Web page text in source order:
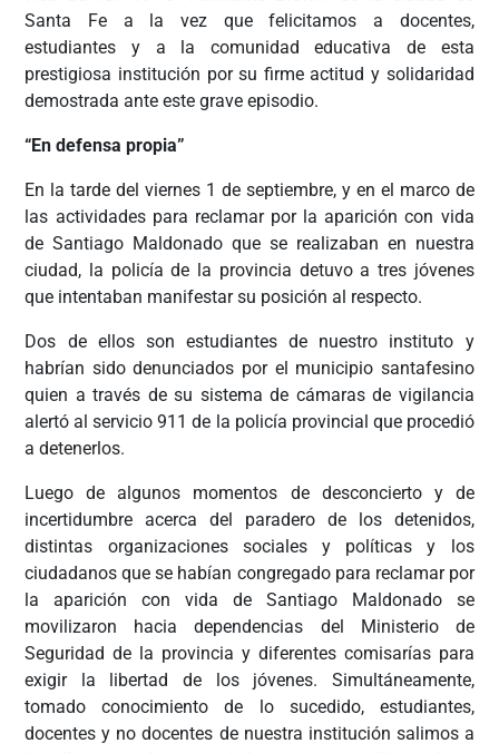
Santa Fe a la vez que felicitamos a docentes,
estudiantes y a la comunidad educativa de esta
prestigiosa institución por su firme actitud y solidaridad
demostrada ante este grave episodio.
“En defensa propia”
En la tarde del viernes 1 de septiembre, y en el marco de
las actividades para reclamar por la aparición con vida
de Santiago Maldonado que se realizaban en nuestra
ciudad, la policía de la provincia detuvo a tres jóvenes
que intentaban manifestar su posición al respecto.
Dos de ellos son estudiantes de nuestro instituto y
habrían sido denunciados por el municipio santafesino
quien a través de su sistema de cámaras de vigilancia
alertó al servicio 911 de la policía provincial que procedió
a detenerlos.
Luego de algunos momentos de desconcierto y de
incertidumbre acerca del paradero de los detenidos,
distintas organizaciones sociales y políticas y los
ciudadanos que se habían congregado para reclamar por
la aparición con vida de Santiago Maldonado se
movilizaron hacia dependencias del Ministerio de
Seguridad de la provincia y diferentes comisarías para
exigir la libertad de los jóvenes. Simultáneamente,
tomado conocimiento de lo sucedido, estudiantes,
docentes y no docentes de nuestra institución salimos a